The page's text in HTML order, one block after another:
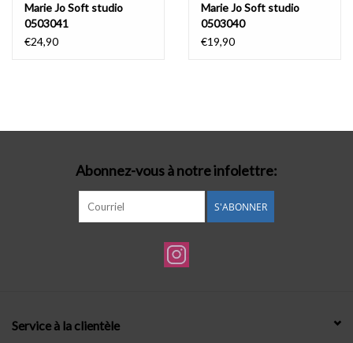
Marie Jo Soft studio
0503041
€24,90
Marie Jo Soft studio
0503040
€19,90
Abonnez-vous à notre infolettre:
S'ABONNER
Service à la clientèle